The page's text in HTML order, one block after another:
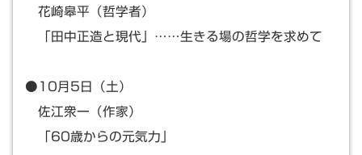
花崎皋平（哲学者）
「田中正造と現代」……生きる場の哲学を求めて
●10月5日（土）
佐江衆一（作家）
「60歳からの元気力」